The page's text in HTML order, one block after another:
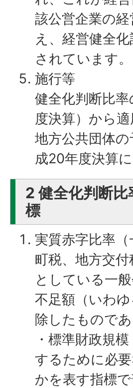
該公営企業の
え、経営健全
されています。
施行等
健全化判断比
度決算）から
地方公共団体
成20年度決算
2 健全化判断
標
実質赤字比率
町税、地方交
としている一
不足額（いわ
除したものであ
・標準財政規
するために必
かを表す指標